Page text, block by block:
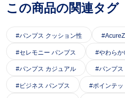
この商品の関連タグ
パンプス クッション性
セレモニー パンプス やわらか
パンプス カジュアル パンプス
ビジネス パンプス ポインテッ